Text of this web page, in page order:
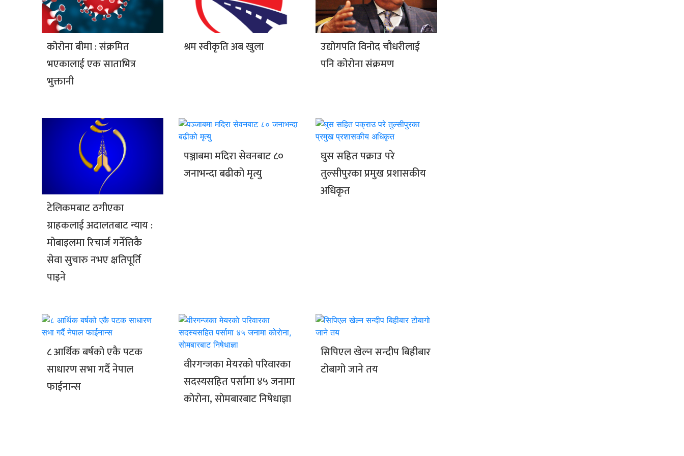
कोरोना बीमा : संक्रमित
भएकालाई एक साताभित्र
भुक्तानी
श्रम स्वीकृति अब खुला
उद्योगपति विनोद चौधरीलाई
पनि कोरोना संक्रमण
टेलिकमबाट ठगीएका
ग्राहकलाई अदालतबाट न्याय :
मोबाइलमा रिचार्ज गर्नेत्तिकै
सेवा सुचारु नभए क्षतिपूर्ति
पाइने
पञ्जाबमा मदिरा सेवनबाट ८०
जनाभन्दा बढीको मृत्यु
घुस सहित पक्राउ परे
तुल्सीपुरका प्रमुख प्रशासकीय
अधिकृत
८ आर्थिक बर्षको एकै पटक
साधारण सभा गर्दै नेपाल
फाईनान्स
वीरगन्जका मेयरकाे परिवारका
सदस्यसहित पर्सामा ४५ जनामा
काेराेना, साेमबारबाट निषेधाज्ञा
सिपिएल खेल्न सन्दीप बिहीबार
टोबागो जाने तय